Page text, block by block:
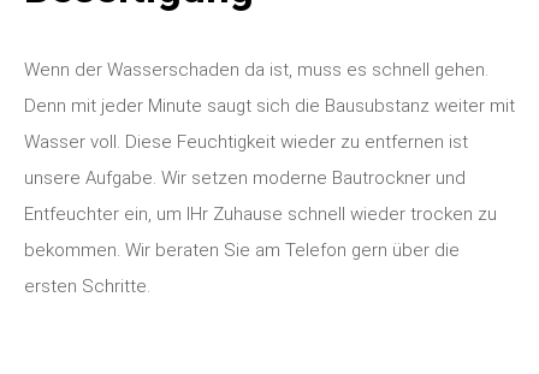
Wenn der Wasserschaden da ist, muss es schnell gehen.
Denn mit jeder Minute saugt sich die Bausubstanz weiter mit
Wasser voll. Diese Feuchtigkeit wieder zu entfernen ist
unsere Aufgabe. Wir setzen moderne Bautrockner und
Entfeuchter ein, um IHr Zuhause schnell wieder trocken zu
bekommen. Wir beraten Sie am Telefon gern über die
ersten Schritte.